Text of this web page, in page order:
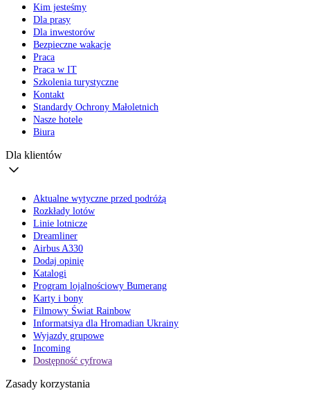
Kim jesteśmy
Dla prasy
Dla inwestorów
Bezpieczne wakacje
Praca
Praca w IT
Szkolenia turystyczne
Kontakt
Standardy Ochrony Małoletnich
Nasze hotele
Biura
Dla klientów
Aktualne wytyczne przed podróżą
Rozkłady lotów
Linie lotnicze
Dreamliner
Airbus A330
Dodaj opinię
Katalogi
Program lojalnościowy Bumerang
Karty i bony
Filmowy Świat Rainbow
Informatsiya dla Hromadian Ukrainy
Wyjazdy grupowe
Incoming
Dostępność cyfrowa
Zasady korzystania